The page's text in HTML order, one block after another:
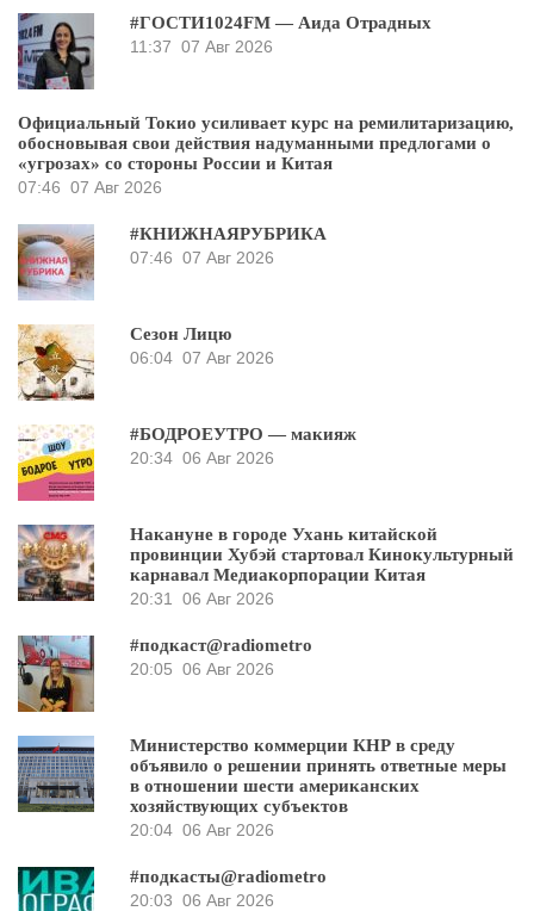
#ГОСТИ1024FM — Аида Отрадных
11:37 07 Авг 2026
Официальный Токио усиливает курс на ремилитаризацию,
обосновывая свои действия надуманными предлогами о
«угрозах» со стороны России и Китая
07:46 07 Авг 2026
#КНИЖНАЯРУБРИКА
07:46 07 Авг 2026
Сезон Лицю
06:04 07 Авг 2026
#БОДРОЕУТРО — макияж
20:34 06 Авг 2026
Накануне в городе Ухань китайской
провинции Хубэй стартовал Кинокультурный
карнавал Медиакорпорации Китая
20:31
06 Авг 2026
#подкаст@radiometro
20:05 06 Авг 2026
Министерство коммерции КНР в среду
объявило о решении принять ответные меры
в отношении шести американских
хозяйствующих субъектов
20:04 06 Авг 2026
#подкасты@radiometro
20:03 06 Авг 2026